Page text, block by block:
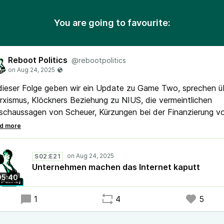
You are going to favourite:
Reboot Politics @rebootpolitics
Folge geben wir ein Update zu Game Two, sprechen
Klöckners Beziehung zu NIUS, die vermeintlichen
von Scheuer, Kürzungen bei der Finanzierung von
in NRW, die Sterilisation von hessischen
als Vorbild beim Online-Tracking, das Kleinrechnen des
Bundesamtes bei der Armutsquote, Statistiken
weniger Steuern für Bücher und ganz viele
diesjährigen Datenspuren.
S02:E21
Unternehmen machen das Internet kaputt
1 4 5